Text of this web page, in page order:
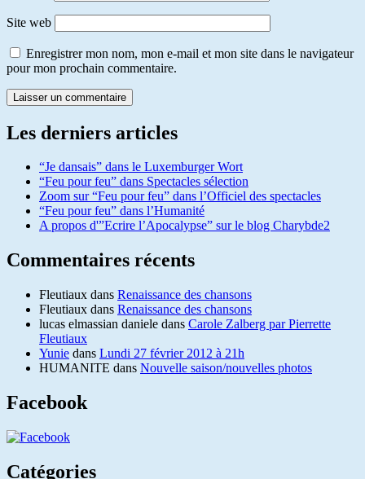
Site web
Enregistrer mon nom, mon e-mail et mon site dans le navigateur
pour mon prochain commentaire.
Les derniers articles
“Je dansais” dans le Luxemburger Wort
“Feu pour feu” dans Spectacles sélection
Zoom sur “Feu pour feu” dans l’Officiel des spectacles
“Feu pour feu” dans l’Humanité
A propos d'”Ecrire l’Apocalypse” sur le blog Charybde2
Commentaires récents
Fleutiaux dans Renaissance des chansons
Fleutiaux dans Renaissance des chansons
lucas elmassian daniele dans Carole Zalberg par Pierrette
Fleutiaux
Yunie dans Lundi 27 février 2012 à 21h
HUMANITE dans Nouvelle saison/nouvelles photos
Facebook
Catégories